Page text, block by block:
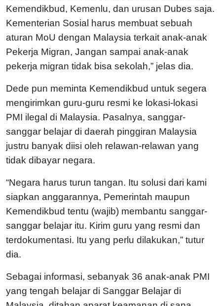
Kemendikbud, Kemenlu, dan urusan Dubes saja.
Kementerian Sosial harus membuat sebuah
aturan MoU dengan Malaysia terkait anak-anak
Pekerja Migran, Jangan sampai anak-anak
pekerja migran tidak bisa sekolah,” jelas dia.
Dede pun meminta Kemendikbud untuk segera
mengirimkan guru-guru resmi ke lokasi-lokasi
PMI ilegal di Malaysia. Pasalnya, sanggar-
sanggar belajar di daerah pinggiran Malaysia
justru banyak diisi oleh relawan-relawan yang
tidak dibayar negara.
“Negara harus turun tangan. Itu solusi dari kami
siapkan anggarannya, Pemerintah maupun
Kemendikbud tentu (wajib) membantu sanggar-
sanggar belajar itu. Kirim guru yang resmi dan
terdokumentasi. Itu yang perlu dilakukan,” tutur
dia.
Sebagai informasi, sebanyak 36 anak-anak PMI
yang tengah belajar di Sanggar Belajar di